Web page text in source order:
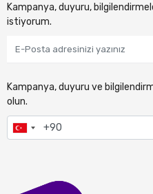
Kampanya, duyuru,
istiyorum.
Kampanya, duyuru ve
olun.